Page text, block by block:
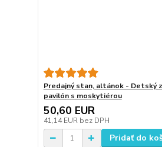
Predajný stan, altánok - Detský
pavilón s moskytiérou
50,60 EUR
41,14 EUR bez DPH
Pridať do